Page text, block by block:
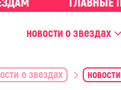
новости о звездах
о звездах новости